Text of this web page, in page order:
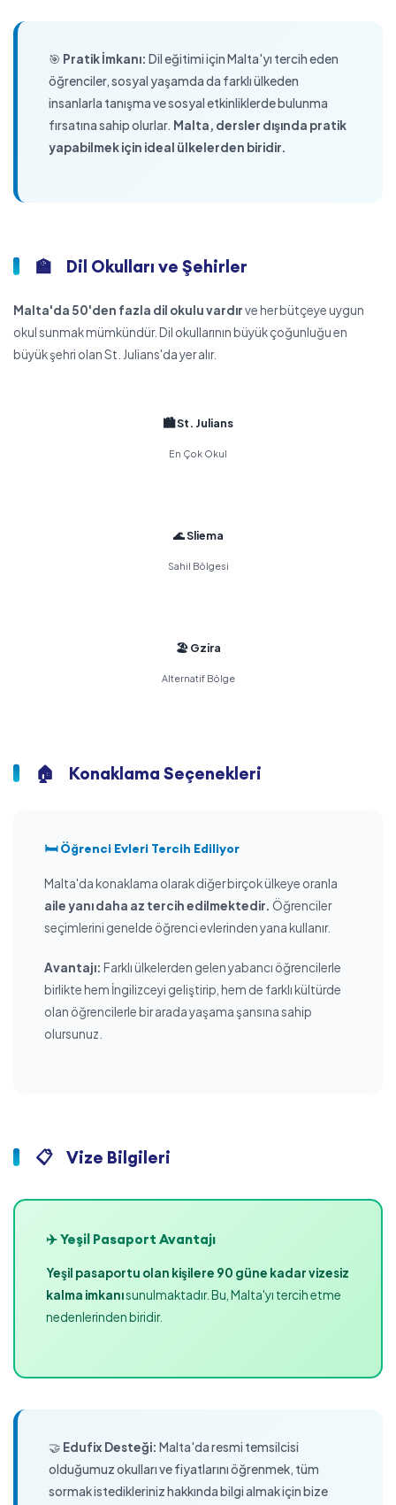
🎯 Pratik İmkanı: Dil eğitimi için Malta'yı tercih eden
öğrenciler, sosyal yaşamda da farklı ülkeden
insanlarla tanışma ve sosyal etkinliklerde bulunma
fırsatına sahip olurlar. Malta, dersler dışında pratik
yapabilmek için ideal ülkelerden biridir.
🏫 Dil Okulları ve Şehirler
Malta'da 50'den fazla dil okulu vardırve her bütçeye uygun
okul sunmak mümkündür. Dil okullarının büyük çoğunluğu en
büyük şehri olan St. Julians'da yer alır.
🏙️ St. Julians
En Çok Okul
🌊 Sliema
Sahil Bölgesi
🏖️ Gzira
Alternatif Bölge
🏠 Konaklama Seçenekleri
🛏️ Öğrenci Evleri Tercih Ediliyor
Malta'da konaklama olarak diğer birçok ülkeye oranla
aile yanı daha az tercih edilmektedir. Öğrenciler
seçimlerini genelde öğrenci evlerinden yana kullanır.
Avantajı: Farklı ülkelerden gelen yabancı öğrencilerle
birlikte hem İngilizceyi geliştirip, hem de farklı kültürde
olan öğrencilerle bir arada yaşama şansına sahip
olursunuz.
📋 Vize Bilgileri
✈️ Yeşil Pasaport Avantajı
Yeşil pasaportu olan kişilere 90 güne kadar vizesiz
kalma imkanısunulmaktadır. Bu, Malta'yı tercih etme
nedenlerinden biridir.
🤝 Edufix Desteği: Malta'da resmi temsilcisi
olduğumuz okulları ve fiyatlarını öğrenmek, tüm
sormak istedikleriniz hakkında bilgi almak için bize